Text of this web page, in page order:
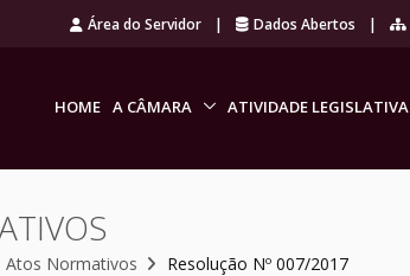
Área do Servidor | Dados Abertos |
HOME A CÂMARA ATIVIDADE LEGISLATIVA
Atos Normativos Resolução Nº 007/2017